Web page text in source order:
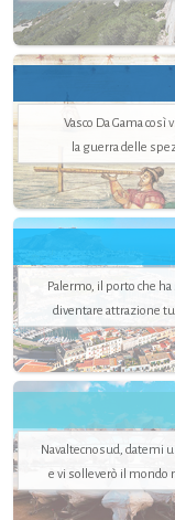
Vasco Da Gama così
la guerra delle
Palermo, il porto che
diventare attrazione
Navaltecnosud, datemi
e vi solleverò il mondo